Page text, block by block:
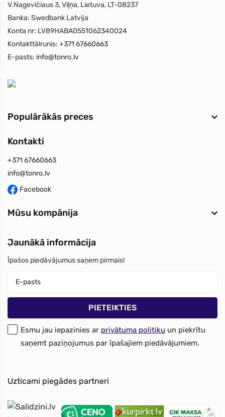
V.Nagevičiaus 3, Viļņa, Lietuva, LT-08237
Banka: Swedbank Latvija
Konta nr: LV89HABA0551062340024
Kontakttālrunis: +371 67660663
E-pasts: info@tonro.lv
Populārākās preces
Kontakti
+371 67660663
info@tonro.lv
Facebook
Mūsu kompānija
Jaunākā informācija
Īpašos piedāvājumus saņem pirmais!
Esmu jau iepazinies ar privātuma politiku un piekrītu
saņemt paziņojumus par īpašajiem piedāvājumiem.
Uzticami piegādes partneri